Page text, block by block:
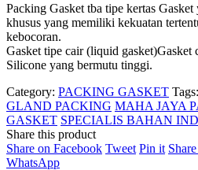
Packing Gasket tba tipe kertas
khusus yang memiliki kekuatan
kebocoran.
Gasket tipe cair (liquid
Silicone yang bermutu tinggi.
Category: PACKING GASKET Tags:
GLAND PACKING MAHA JAYA
GASKET SPECIALIS BAHAN
Share this product
Share on FacebookShare
TweetShare
Pin itShare
WhatsAppShare